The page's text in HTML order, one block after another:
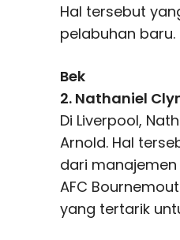
Hal tersebut
pelabuhan baru.
Bek
2. Nathaniel
Di Liverpool,
Arnold. Hal
dari manajemen
AFC
yang tertarik